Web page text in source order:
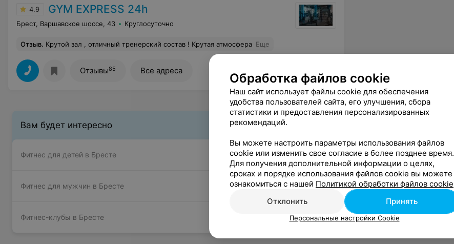
4.9 GYM EXPRESS 24h
Брест, Варшавское шоссе, 43 Круглосуточно
Отзыв. Крутой зал , отличный тренерский состав ! Крутая атмосфера Еще
Отзывы85 Все адреса
Вам будет интересно
Фитнес для детей в Бресте
Фитнес для мужчин в Бресте
Фитнес-клубы в Бресте
Обработка файлов cookie
Наш сайт использует файлы cookie для обеспечения
удобства пользователей сайта, его улучшения, сбора
статистики и предоставления персонализированных
рекомендаций.
Вы можете настроить параметры использования файлов
cookie или изменить свое согласие в более позднее время.
Для получения дополнительной информации о целях,
сроках и порядке использования файлов cookie вы можете
ознакомиться с нашей Политикой обработки файлов cookie
Отклонить
Принять
Персональные настройки Cookie